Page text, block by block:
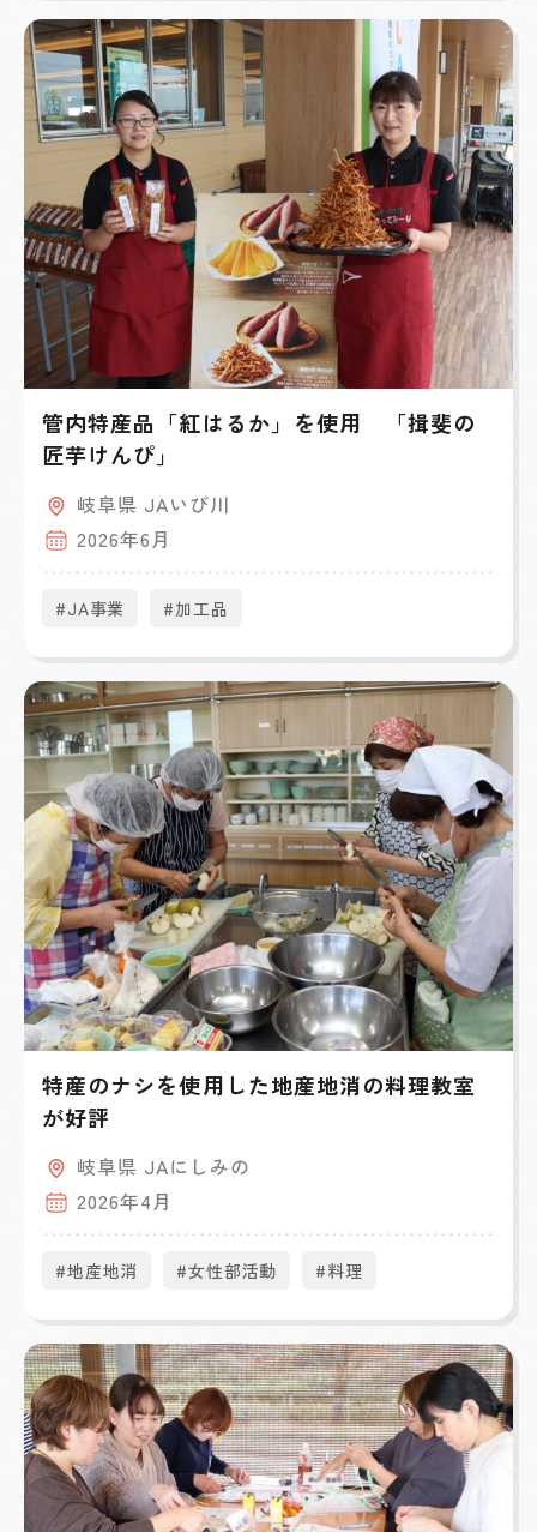
管内特産品「紅はるか」を使用 「揖斐の
匠芋けんぴ」
岐阜県 JAいび川
2026年6月
#JA事業 #加工品
特産のナシを使用した地産地消の料理教室
が好評
岐阜県 JAにしみの
2026年4月
#地産地消 #女性部活動 #料理